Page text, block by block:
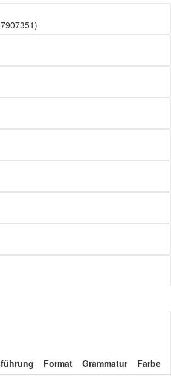
Format Grammatur
Farbe